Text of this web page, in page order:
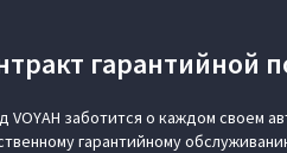
гарантийной
VOYAH заботится о каждом своем
гарантийному